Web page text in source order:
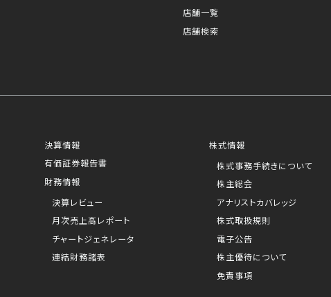
店舗一覧
店舗検索
決算情報
有価証券報告書
財務情報
決算レビュー
月次売上高レポート
チャートジェネレータ
連結財務諸表
株式情報
株式事務手続きについて
株主総会
アナリストカバレッジ
株式取扱規則
電子公告
株主優待について
免責事項